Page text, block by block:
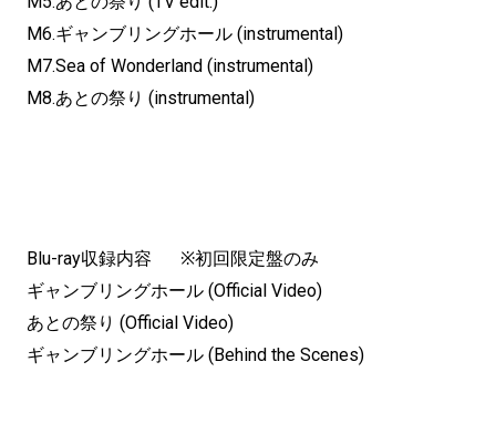
M6.ギャンブリングホール (instrumental)
M7.Sea of Wonderland (instrumental)
M8.あとの祭り (instrumental)
Blu-ray収録内容 ※初回限定盤のみ
ギャンブリングホール (Official Video)
あとの祭り (Official Video)
ギャンブリングホール (Behind the Scenes)